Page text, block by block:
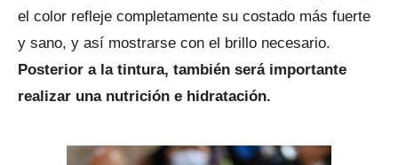
el color refleje completamente su costado más fuerte
y sano, y así mostrarse con el brillo necesario.
Posterior a la tintura, también será importante
realizar una nutrición e hidratación.